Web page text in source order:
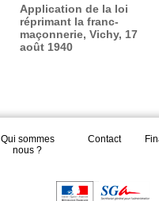
Application de la loi
réprimant la franc-
maçonnerie, Vichy, 17
août 1940
Qui sommes
nous ?
Contact